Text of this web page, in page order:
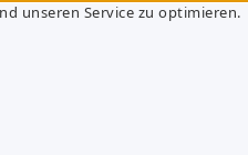
unseren Service zu optimieren.